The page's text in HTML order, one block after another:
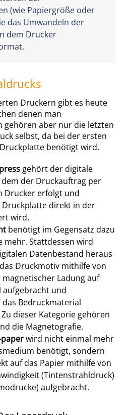
(wie Papiergröße oder
das Umwandeln der
dem Drucker
Druckern gibt es heute
denen man
gehören aber nur die letzten
selbst, da bei der ersten
benötigt wird.
gehört der digitale
dem der Druckauftrag per
Drucker erfolgt und
direkt in der
wird.
benötigt im Gegensatz dazu
mehr. Stattdessen wird
Datenbestand heraus
Druckmotiv mithilfe von
Ladung auf
und
Bedruckmaterial
dieser Kategorie gehören
die Magnetografie.
wird nicht einmal mehr
benötigt, sondern
auf das Papier mithilfe von
(Tintenstrahldruck)
aufgebracht.